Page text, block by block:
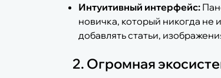
Интуитивный интерфейс:
новичка, который никогда
добавлять статьи,
2. Огромная